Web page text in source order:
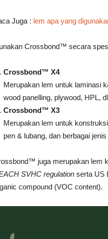
Juga : lem apa yang
Crossbond™ secara
Crossbond™ X4
Merupakan lem untuk laminasi
wood panelling, plywood, HPL,
Crossbond™ X3
Merupakan lem untuk
pen & lubang, dan berbagai
juga merupakan lem
SVHC regulation serta US
compound (VOC content).